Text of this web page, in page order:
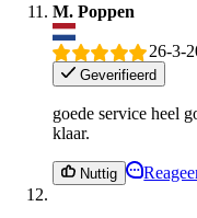
M. Poppen
26-3-
Geverifieerd
goede service heel
klaar.
Nuttig